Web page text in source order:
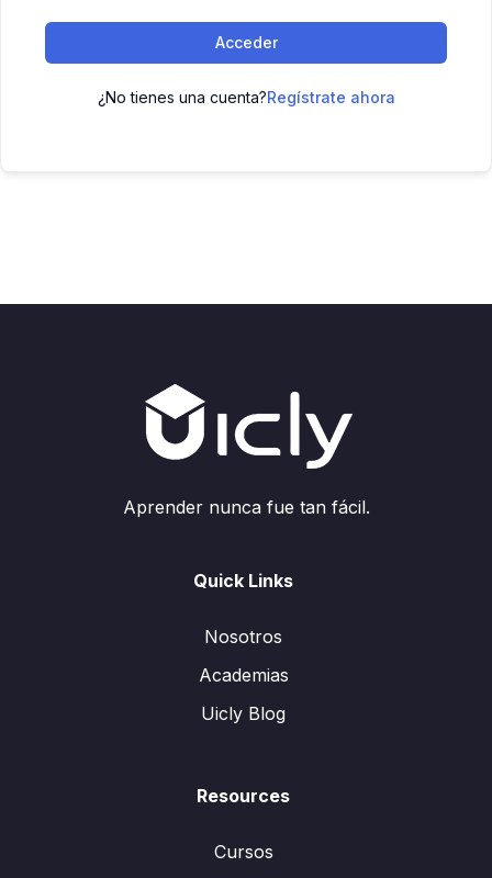
Acceder
¿No tienes una cuenta?Regístrate ahora
Aprender nunca fue tan fácil.
Quick Links
Nosotros
Academias
Uicly Blog
Resources
Cursos